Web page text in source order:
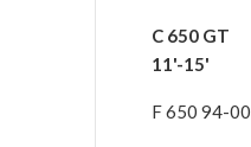
C 650 GT
11'-15'
F 650 94-00